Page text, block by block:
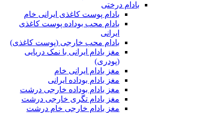
بادام درختی
بادام پوست کاغذی ایرانی خام
بادام محب بوداده پوست کاغذی
ایرانی
بادام محب خارجی (پوست کاغذی)
مغز بادام ایرانی با نمک دریایی
(پودری)
مغز بادام ایرانی خام
مغز بادام بوداده ایرانی
مغز بادام بوداده خارجی درشت
مغز بادام تگری خارجی درشت
مغز بادام خارجی خام درشت